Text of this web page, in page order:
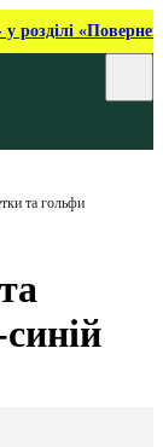
розділі
та гольфи